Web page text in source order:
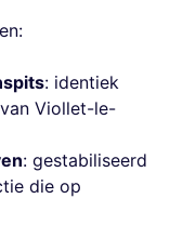
: identiek
Viollet-le-
: gestabiliseerd
die op